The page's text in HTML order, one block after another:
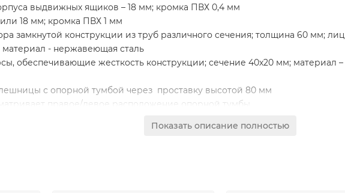
выдвижных ящиков – 18 мм; кромка ПВХ 0,4 мм
18 мм; кромка ПВХ 1 мм
замкнутой конструкции из труб различного сечения; толщина 60 мм;
- нержавеющая сталь
обеспечивающие жесткость конструкции; сечение 40х20 мм;
с опорной тумбой через проставку высотой 80 мм
правое/левое расположение опорной тумбы
в столешнице закрыто заглушкой серого цвет а с декоративной
ручек)
Показать описание полностью